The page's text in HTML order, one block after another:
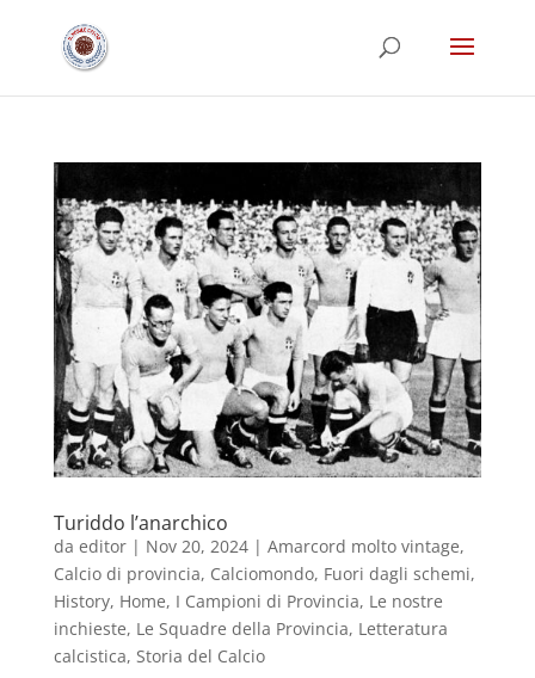
Turiddo l’anarchico
da editor| Nov 20, 2024| Amarcord molto vintage,
Calcio di provincia, Calciomondo, Fuori dagli schemi,
History, Home, I Campioni di Provincia, Le nostre
inchieste, Le Squadre della Provincia, Letteratura
calcistica, Storia del Calcio